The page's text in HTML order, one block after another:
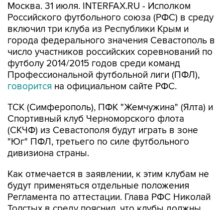
Москва. 31 июля. INTERFAX.RU - Исполком
Российского футбольного союза (РФС) в среду
включил три клуба из Республики Крым и
города федерального значения Севастополь в
число участников российских соревнований по
футболу 2014/2015 годов среди команд
Профессиональной футбольной лиги (ПФЛ),
говорится на официальном сайте РФС.
ТСК (Симферополь), ПФК "Жемчужина" (Ялта) и
Спортивный клуб Черноморского флота
(СКЧФ) из Севастополя будут играть в зоне
"Юг" ПФЛ, третьего по силе футбольного
дивизиона страны.
Как отмечается в заявлении, к этим клубам не
будут применяться отдельные положения
Регламента по аттестации. Глава РФС Николай